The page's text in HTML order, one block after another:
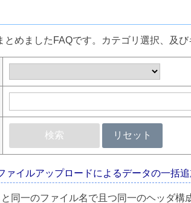
めましたFAQです。カテゴリ選択、及び
検索 リセット
ァイルアップロードによるデータの一括
同一のファイル名で且つ同一のヘッダ